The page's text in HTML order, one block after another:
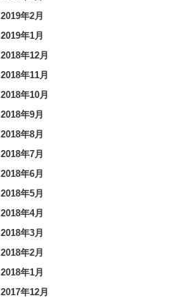
2019年2月
2019年1月
2018年12月
2018年11月
2018年10月
2018年9月
2018年8月
2018年7月
2018年6月
2018年5月
2018年4月
2018年3月
2018年2月
2018年1月
2017年12月